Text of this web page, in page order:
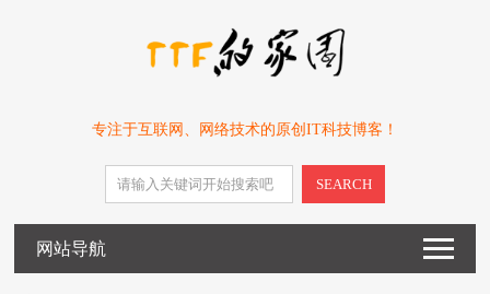
专注于互联网、网络技术的原创IT科技博客！
SEARCH
网站导航